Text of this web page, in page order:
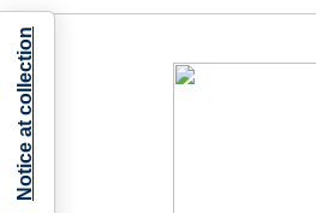
Notice at collection